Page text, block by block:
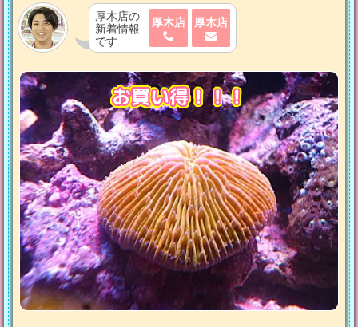
厚木店の
新着情報
です
厚木店 厚木店
お買い得！！！